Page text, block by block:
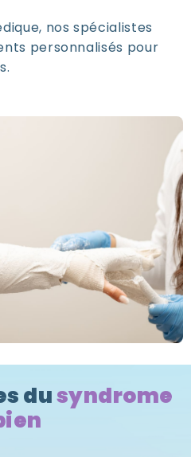
nos spécialistes
personnalisés pour
dusyndrome